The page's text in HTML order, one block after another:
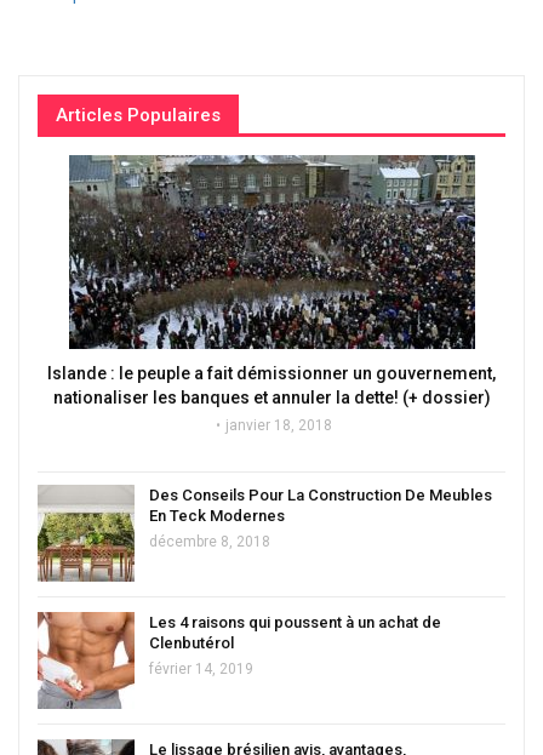
Articles Populaires
Islande : le peuple a fait démissionner un gouvernement,
nationaliser les banques et annuler la dette! (+ dossier)
janvier 18, 2018
Des Conseils Pour La Construction De Meubles
En Teck Modernes
décembre 8, 2018
Les 4 raisons qui poussent à un achat de
Clenbutérol
février 14, 2019
Le lissage brésilien avis, avantages,